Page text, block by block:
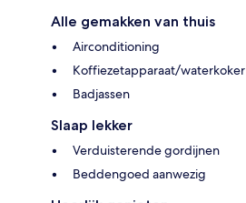
Alle gemakken van thuis
Airconditioning
Koffiezetapparaat/waterkoker
Badjassen
Slaap lekker
Verduisterende gordijnen
Beddengoed aanwezig